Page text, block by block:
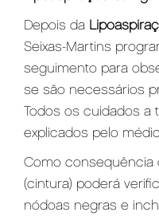
Depois da
Seixas-Martins
seguimento para
se são necessários
Todos os cuidados
explicados pelo
Como consequência
(cintura) poderá
nódoas negras e